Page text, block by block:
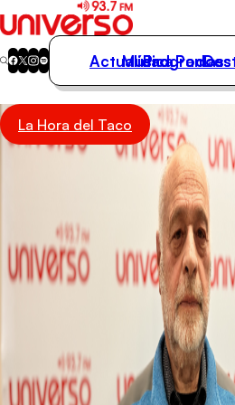
Actualidad
Música
Programas
Actualidad
Música
Programas
La Hora del Taco